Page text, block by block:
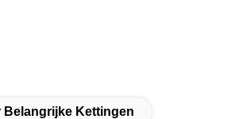
Belangrijke Kettingen